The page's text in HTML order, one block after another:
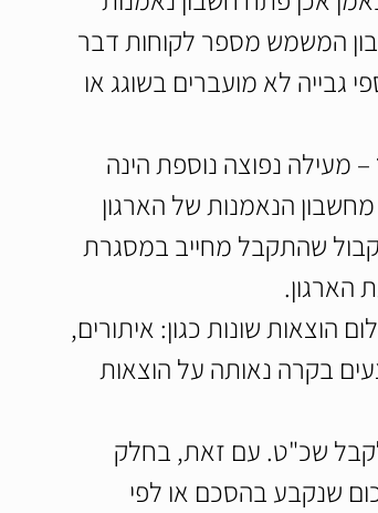
המשמש מספר לקוחות דבר
גבייה לא מועברים בשוגג או
– מעילה נפוצה נוספת הינה
הנאמנות של הארגון
שהתקבל מחייב במסגרת
הארגון.
הוצאות שונות כגון: איתורים,
בקרה נאותה על הוצאות
לקבל שכ"ט. עם זאת, בחלק
שנקבע בהסכם או לפי